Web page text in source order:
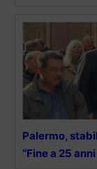
Palermo,
“Fine a 25